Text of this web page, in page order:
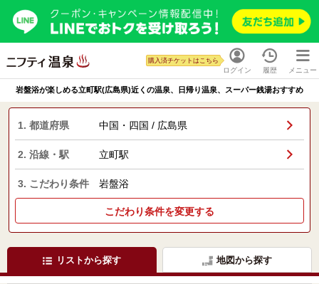
ログイン
購入済チケットはこちら
履歴 メニュー
岩盤浴が楽しめる立町駅(広島県)近くの温泉、日帰り温泉、スーパー銭湯おすすめ
1. 都道府県 中国・四国 / 広島県
2. 沿線・駅 立町駅
3. こだわり条件 岩盤浴
こだわり条件を変更する
リストから探す 地図から探す